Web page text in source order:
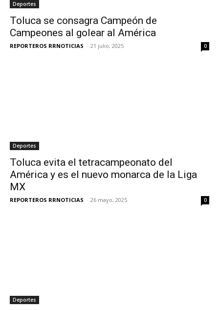
Deportes
Toluca se consagra Campeón de
Campeones al golear al América
REPORTEROS RRNOTICIAS - 21 julio, 2025 0
Deportes
Toluca evita el tetracampeonato del
América y es el nuevo monarca de la Liga
MX
REPORTEROS RRNOTICIAS - 26 mayo, 2025 0
Deportes